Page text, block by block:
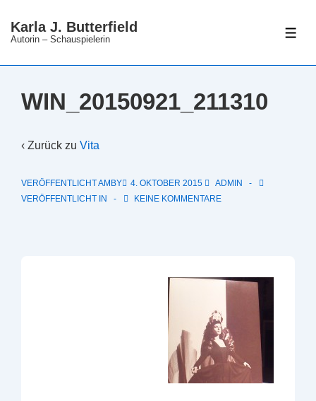
ZumKarla J. Butterfield
Autorin – Schauspielerin
WIN_20150921_211310
‹ Zurück zu Vita
VERÖFFENTLICHT AMBY 4. OKTOBER 2015
ADMIN
VERÖFFENTLICHT IN
KEINE KOMMENTARE